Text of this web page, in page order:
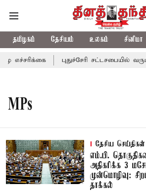
தமிழகம் தேசியம் உலகம் சினிமா
எச்சரிக்கை புதுச்சேரி சட்டசபையில்
MPs
தேசிய செய்திகள்
எம்.பி.
அதிகரிக்க 3
முன்மொழிவு:
தாக்கல்